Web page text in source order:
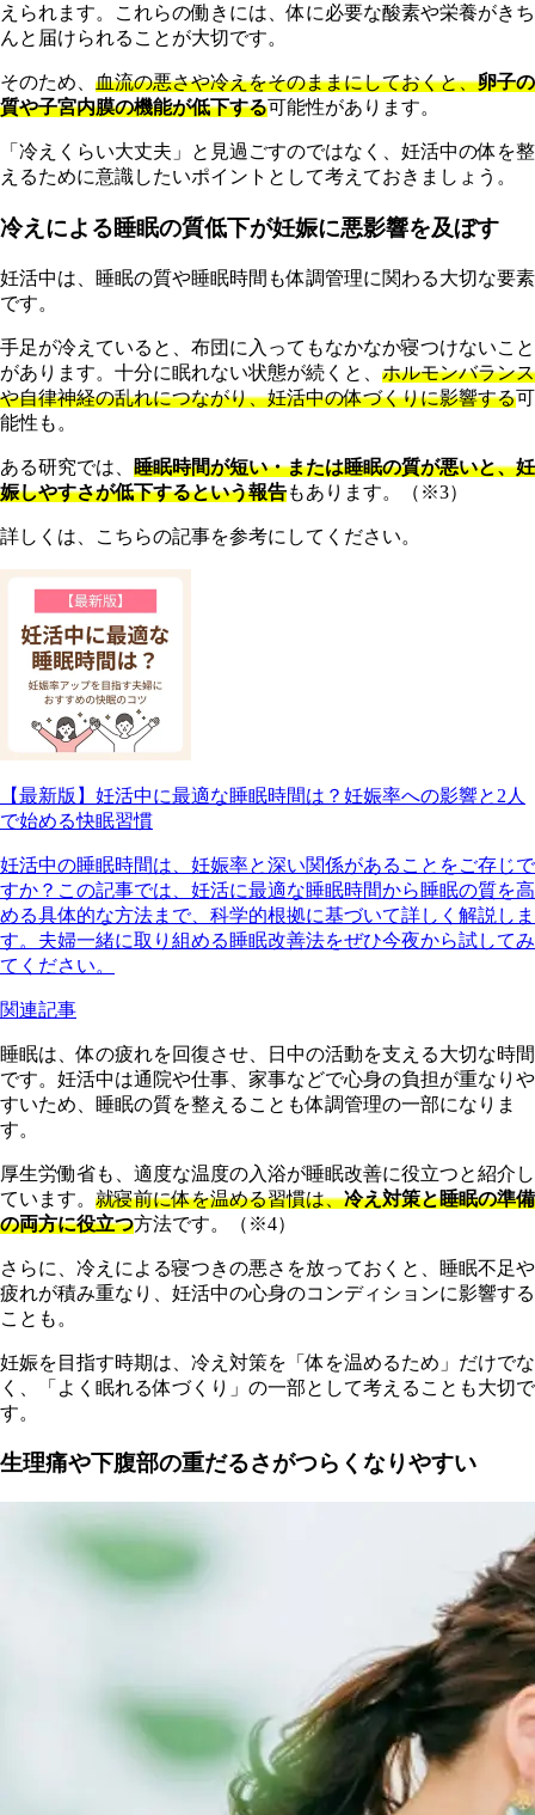
えられます。これらの働きには、体に必要な酸素や栄養がきち
んと届けられることが大切です。
そのため、 血流の悪さや冷えをそのままにしておくと、卵子の
質や子宮内膜の機能が低下する可能性があります。
「冷えくらい大丈夫」と見過ごすのではなく、妊活中の体を整
えるために意識したいポイントとして考えておきましょう。
冷えによる睡眠の質低下が妊娠に悪影響を及ぼす
妊活中は、睡眠の質や睡眠時間も体調管理に関わる大切な要素
です。
手足が冷えていると、布団に入ってもなかなか寝つけないこと
があります。十分に眠れない状態が続くと、 ホルモンバランス
や自律神経の乱れにつながり、妊活中の体づくりに影響する可
能性も。
ある研究では、 睡眠時間が短い・または睡眠の質が悪いと、妊
娠しやすさが低下するという報告もあります。（※3）
詳しくは、こちらの記事を参考にしてください。
【最新版】妊活中に最適な睡眠時間は？妊娠率への影響と2人
で始める快眠習慣
妊活中の睡眠時間は、妊娠率と深い関係があることをご存じで
すか？この記事では、妊活に最適な睡眠時間から睡眠の質を高
める具体的な方法まで、科学的根拠に基づいて詳しく解説しま
す。夫婦一緒に取り組める睡眠改善法をぜひ今夜から試してみ
てください。
関連記事
睡眠は、体の疲れを回復させ、日中の活動を支える大切な時間
です。妊活中は通院や仕事、家事などで心身の負担が重なりや
すいため、睡眠の質を整えることも体調管理の一部になりま
す。
厚生労働省も、適度な温度の入浴が睡眠改善に役立つと紹介し
ています。 就寝前に体を温める習慣は、冷え対策と睡眠の準備
の両方に役立つ方法です。（※4）
さらに、冷えによる寝つきの悪さを放っておくと、睡眠不足や
疲れが積み重なり、妊活中の心身のコンディションに影響する
ことも。
妊娠を目指す時期は、冷え対策を「体を温めるため」だけでな
く、「よく眠れる体づくり」の一部として考えることも大切で
す。
生理痛や下腹部の重だるさがつらくなりやすい